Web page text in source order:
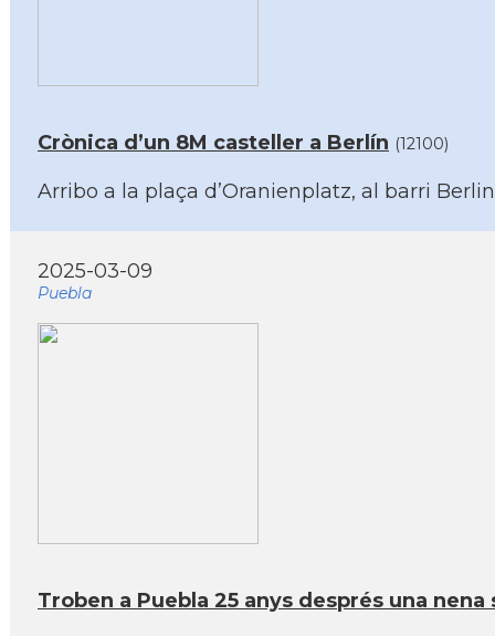
Crònica d’un 8M casteller a Berlín (12100)
Arribo a la plaça d’Oranienplatz, al barri
2025-03-09
Puebla
Troben a Puebla 25 anys després una